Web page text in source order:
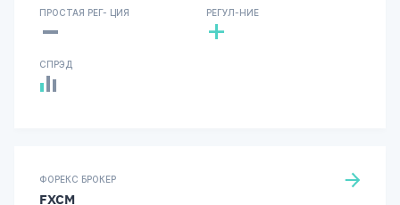
ПРОСТАЯ РЕГ- ЦИЯ
- РЕГУЛ-НИЕ
+
СПРЭД
ФОРЕКС БРОКЕР
FXCM